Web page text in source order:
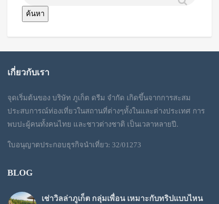
ค้นหา
เกี่ยวกับเรา
จุดเริ่มต้นของ บริษัท ภูเก็ต ดรีม จำกัด เกิดขึ้นจากการสะสม
ประสบการณ์ท่องเที่ยวในสถานที่ต่างๆทั้งในและต่างประเทศ การ
พบปะผู้คนทั้งคนไทย และชาวต่างชาติ เป็นเวลาหลายปี.
ใบอนุญาตประกอบธุรกิจนำเที่ยว: 32/01273
BLOG
เช่าวิลล่าภูเก็ต กลุ่มเพื่อน เหมาะกับทริปแบบไหน